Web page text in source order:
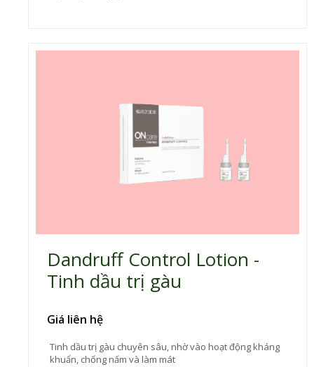
Dandruff Control Lotion -
Tinh dầu trị gàu
Giá liên hệ
Tinh dầu trị gàu chuyên sâu, nhờ vào hoạt động kháng
khuẩn, chống nấm và làm mát